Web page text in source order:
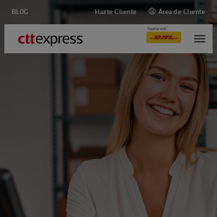
BLOG Área de Cliente
Hazte Cliente